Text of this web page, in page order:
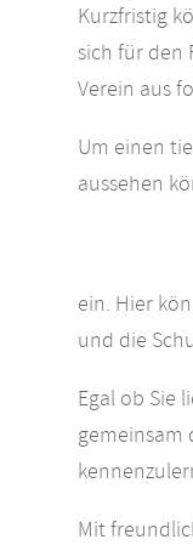
Kurzfristig
sich für den
Verein aus
Um einen
aussehen
ein. Hier
und die
Egal ob Sie
gemeinsam
Mit